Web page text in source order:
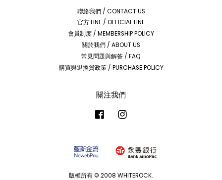
聯絡我們 / CONTACT US
官方 LINE / OFFICIAL LINE
會員制度 / MEMBERSHIP POLICY
關於我們 / ABOUT US
常見問題與解答 / FAQ
購買與退換貨政策 / PURCHASE POLICY
關注我們
Facebook
版權所有 © 2008 WHITEROCK.